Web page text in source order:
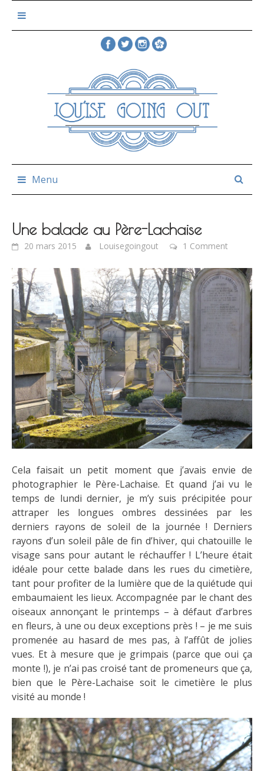
Menu
Une balade au Père-Lachaise
20 mars 2015 Louisegoingout 1 Comment
Cela faisait un petit moment que j’avais envie de
photographier le Père-Lachaise. Et quand j’ai vu le
temps de lundi dernier, je m’y suis précipitée pour
attraper les longues ombres dessinées par les
derniers rayons de soleil de la journée ! Derniers
rayons d’un soleil pâle de fin d’hiver, qui chatouille le
visage sans pour autant le réchauffer ! L’heure était
idéale pour cette balade dans les rues du cimetière,
tant pour profiter de la lumière que de la quiétude qui
embaumaient les lieux. Accompagnée par le chant des
oiseaux annonçant le printemps – à défaut d’arbres
en fleurs, à une ou deux exceptions près ! – je me suis
promenée au hasard de mes pas, à l’affût de jolies
vues. Et à mesure que je grimpais (parce que oui ça
monte !), je n’ai pas croisé tant de promeneurs que ça,
bien que le Père-Lachaise soit le cimetière le plus
visité au monde !